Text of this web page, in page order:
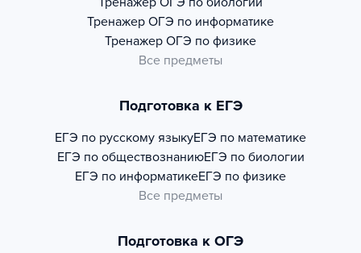
Тренажер ОГЭ по информатике
Тренажер ОГЭ по физике
Все предметы
Подготовка к ЕГЭ
ЕГЭ по русскому языкуЕГЭ по математике
ЕГЭ по обществознаниюЕГЭ по биологии
ЕГЭ по информатикеЕГЭ по физике
Все предметы
Подготовка к ОГЭ